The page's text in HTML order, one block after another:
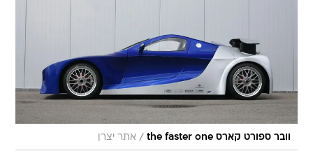
וובר ספורט קארס the faster one / אתר יצרן